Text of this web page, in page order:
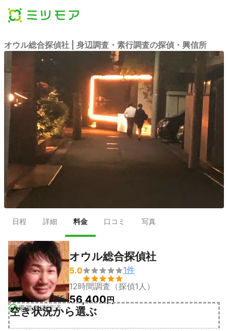
オウル総合探偵社 | 身辺調査・素行調査の探偵・興信所
日程 詳細 料金 口コミ 写真
事業者確認済
オウル総合探偵社
5.0

1件
12時間調査（探偵1人）
56,400円
空き状況から選ぶ